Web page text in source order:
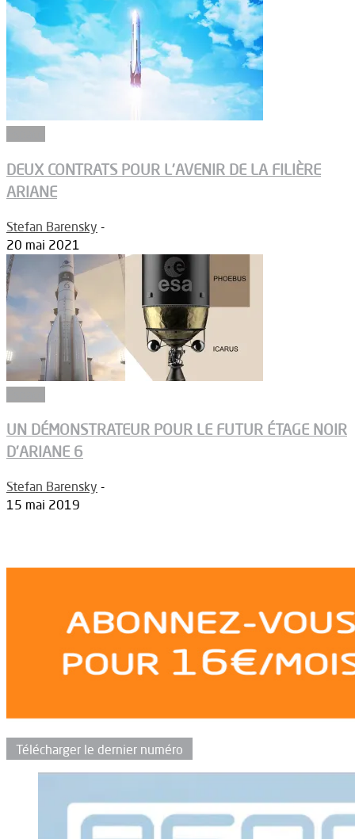
DEUX CONTRATS POUR L’AVENIR DE LA FILIÈRE
ARIANE
Stefan Barensky -
20 mai 2021
UN DÉMONSTRATEUR POUR LE FUTUR ÉTAGE NOIR
D’ARIANE 6
Stefan Barensky -
15 mai 2019
Télécharger le dernier numéro